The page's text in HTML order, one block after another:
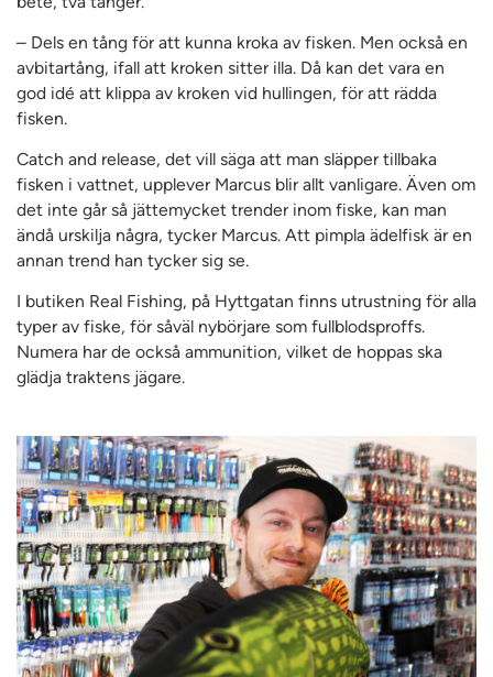
– Dels en tång för att kunna kroka av fisken. Men också en
avbitartång, ifall att kroken sitter illa. Då kan det vara en
god idé att klippa av kroken vid hullingen, för att rädda
fisken.
Catch and release, det vill säga att man släpper tillbaka
fisken i vattnet, upplever Marcus blir allt vanligare. Även om
det inte går så jättemycket trender inom fiske, kan man
ändå urskilja några, tycker Marcus. Att pimpla ädelfisk är en
annan trend han tycker sig se.
I butiken Real Fishing, på Hyttgatan finns utrustning för alla
typer av fiske, för såväl nybörjare som fullblodsproffs.
Numera har de också ammunition, vilket de hoppas ska
glädja traktens jägare.